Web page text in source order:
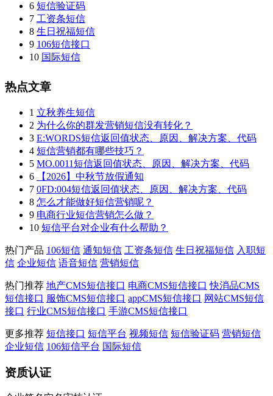
6 短信验证码
7 工资条短信
8 生日祝福短信
9 106短信接口
10 国际短信
热点文章
1 立秋养生短信
2 为什么你的群发营销短信没有转化？
3 E:WORDS短信返回值状态、原因、解决方案、代码
4 短信营销都有哪些技巧？
5 MO.0011短信返回值状态、原因、解决方案、代码
6
【2026】中秋节放假通知
7 0FD:004短信返回值状态、原因、解决方案、代码
8 怎么才能做好短信营销呢？
9 电商行业短信营销怎么做？
10 短信平台对企业有什么帮助？
热门产品 106短信 通知短信 工资条短信 生日祝福短信 入职短
信 企业短信 语音短信 营销短信
热门推荐 地产CMS短信接口 电商CMS短信接口 快消品CMS
短信接口 服饰CMS短信接口 appCMS短信接口 网站CMS短信
接口 行业CMS短信接口 手游CMS短信接口
更多推荐 短信接口 短信平台 视频短信 短信验证码 营销短信
企业短信 106短信平台 国际短信
资质认证